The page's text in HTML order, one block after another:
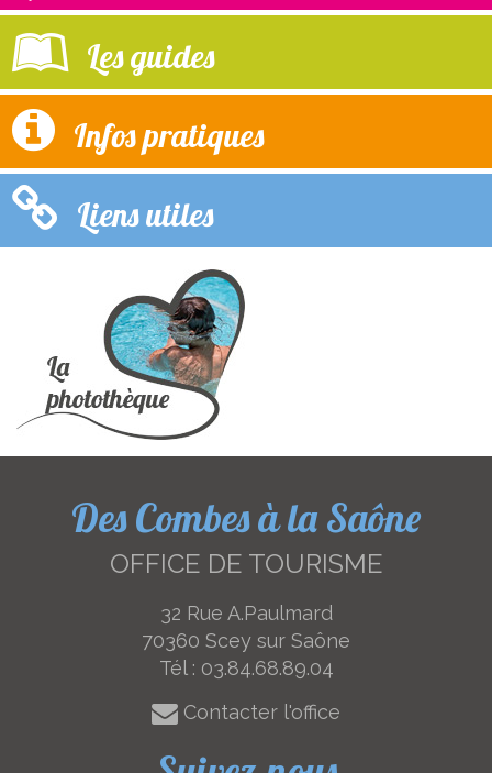
Les guides
Infos pratiques
Liens utiles
Des Combes à la Saône
OFFICE DE TOURISME
32 Rue A.Paulmard
70360 Scey sur Saône
Tél : 03.84.68.89.04
Contacter l'office